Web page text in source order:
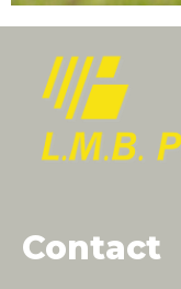
Contact